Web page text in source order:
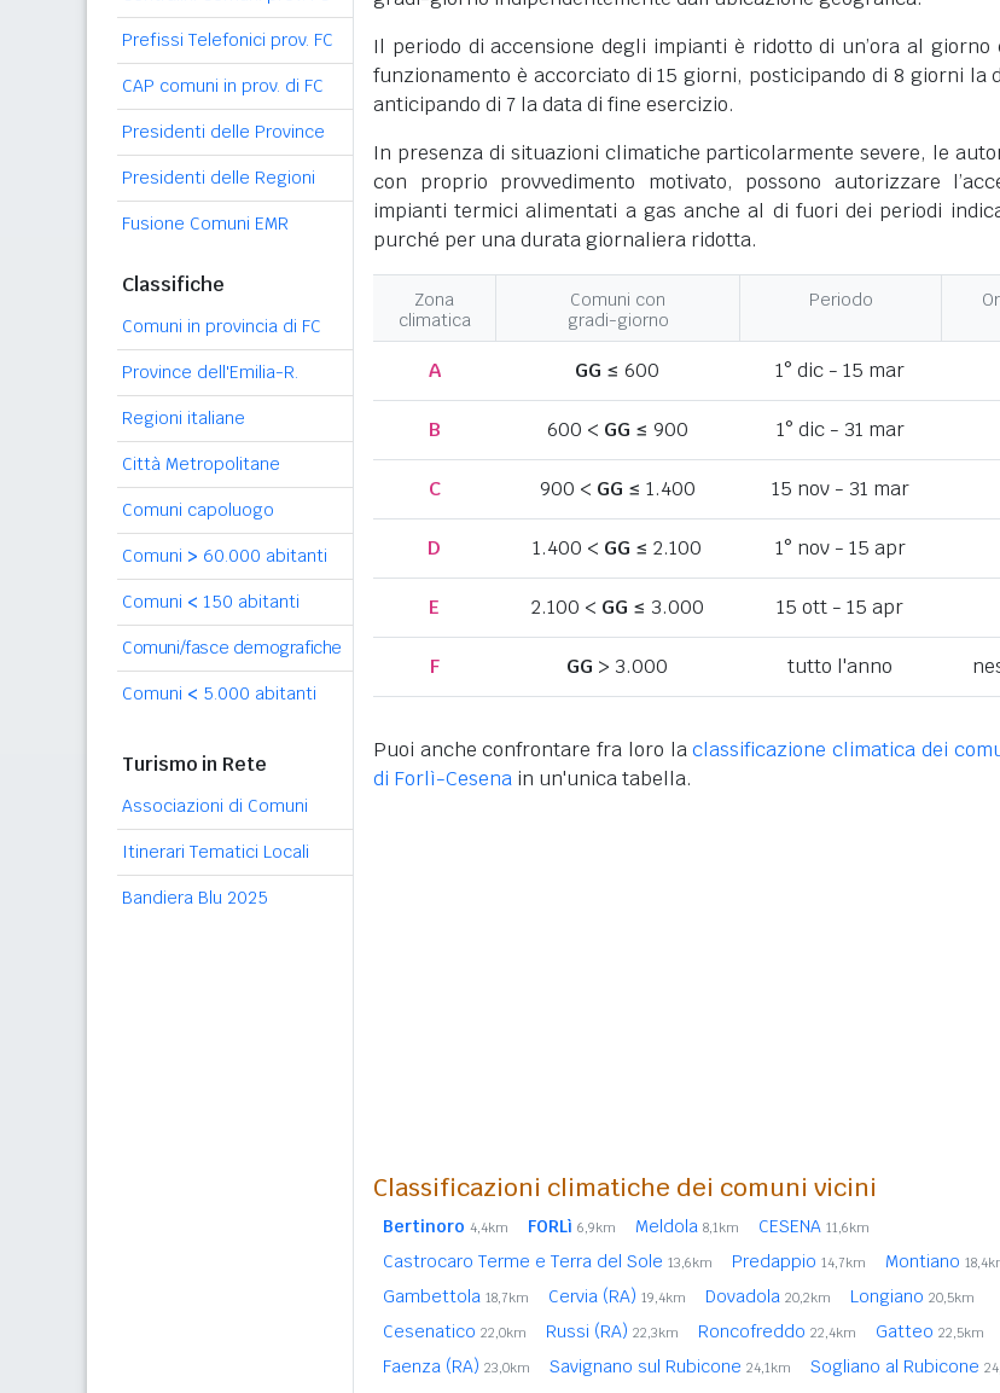
Prefissi Telefonici prov. FC
CAP comuni in prov. di FC
Presidenti delle Province
Presidenti delle Regioni
Fusione Comuni EMR
Classifiche
Comuni in provincia di FC
Province dell'Emilia-R.
Regioni italiane
Città Metropolitane
Comuni capoluogo
Comuni > 60.000 abitanti
Comuni < 150 abitanti
Comuni/fasce demografiche
Comuni < 5.000 abitanti
Turismo in Rete
Associazioni di Comuni
Itinerari Tematici Locali
Bandiera Blu 2025
Il periodo di accensione degli impianti è ridotto di un’ora al giorno
funzionamento è accorciato di 15 giorni, posticipando di 8 giorni la
anticipando di 7 la data di fine esercizio.
In presenza di situazioni climatiche particolarmente severe, le
con proprio provvedimento motivato, possono autorizzare
impianti termici alimentati a gas anche al di fuori dei periodi
purché per una durata giornaliera ridotta.
Zona
climatica
Comuni con
gradi-giorno
Periodo
A GG ≤ 600 1° dic - 15 mar
B 600 < GG ≤ 900 1° dic - 31 mar
C 900 < GG ≤ 1.400 15 nov - 31 mar
D 1.400 < GG ≤ 2.100 1° nov - 15 apr
E 2.100 < GG ≤ 3.000 15 ott - 15 apr
F GG > 3.000 tutto l'anno
Puoi anche confrontare fra loro laclassificazione climatica dei
di Forlì-Cesena in un'unica tabella.
Classificazioni climatiche dei comuni vicini
Bertinoro 4,4km FORLì 6,9km Meldola 8,1km CESENA 11,6km
Castrocaro Terme e Terra del Sole 13,6km Predappio 14,7km Montiano
Gambettola 18,7km Cervia (RA) 19,4km Dovadola 20,2km Longiano 20,5km
Cesenatico 22,0km Russi (RA) 22,3km Roncofreddo 22,4km Gatteo 22,5km
Faenza (RA) 23,0km Savignano sul Rubicone 24,1km Sogliano al Rubicone